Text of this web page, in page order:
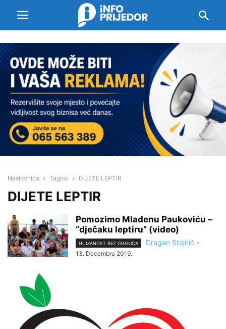
Naslovnica Tagovi DIJETE LEPTIR
DIJETE LEPTIR
Pomozimo Mladenu Paukoviću –
“dječaku leptiru” (video)
HUMANOST BEZ GRANICA Dragan Stojnić -
13. Decembra 2019.